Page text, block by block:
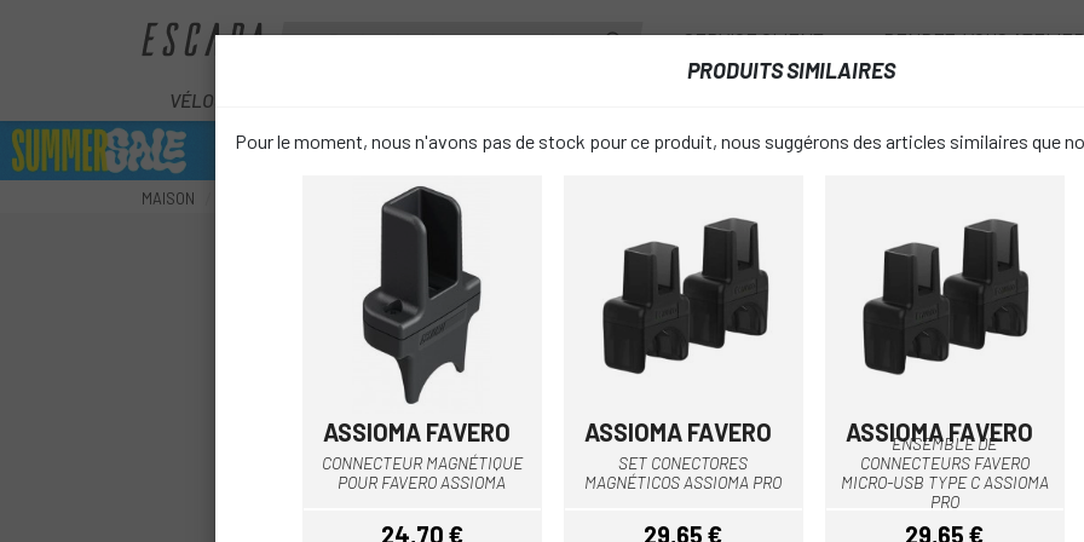
SERVICE CLIENT RENDEZ-VOUS
VÉLOS
MAISON ÉLECTRONIQUE
favorite_border
SET
PRIX: 25 €
TAILLE: Unique
Noir
PRODUITS SIMILAIRES
Pour le moment, nous n'avons pas de stock pour ce produit, nous suggérons des articles similaires que
Noir
ASSIOMA FAVERO
CONNECTEUR MAGNÉTIQUE
POUR FAVERO ASSIOMA
24,70 €
Noir
ASSIOMA FAVERO
SET CONECTORES
MAGNÉTICOS ASSIOMA PRO
29,65 €
Multi
ASSIOMA FAVERO
ENSEMBLE DE
CONNECTEURS FAVERO
MICRO-USB TYPE C ASSIOMA
PRO
29,65 €